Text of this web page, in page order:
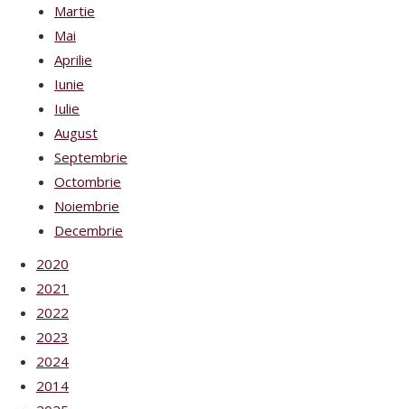
Martie
Mai
Aprilie
Iunie
Iulie
August
Septembrie
Octombrie
Noiembrie
Decembrie
2020
2021
2022
2023
2024
2014